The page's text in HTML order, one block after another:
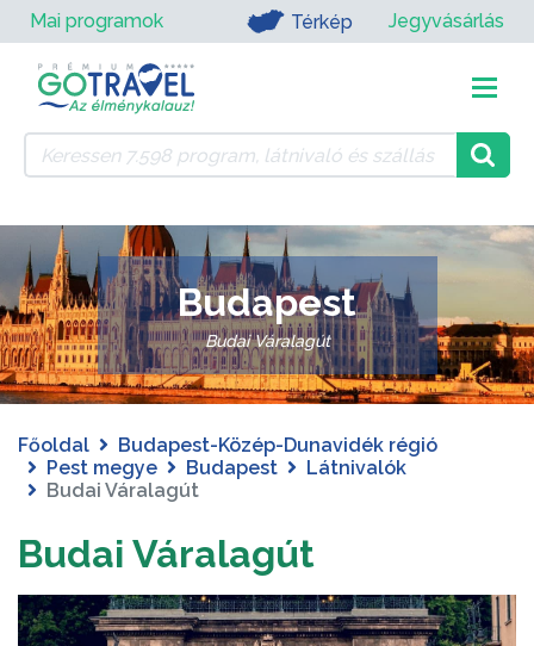
Mai programok Térkép Jegyvásárlás
Budapest
Budai Váralagút
Főoldal
Budapest-Közép-Dunavidék régió
Pest megye
Budapest
Látnivalók
Budai Váralagút
Budai Váralagút